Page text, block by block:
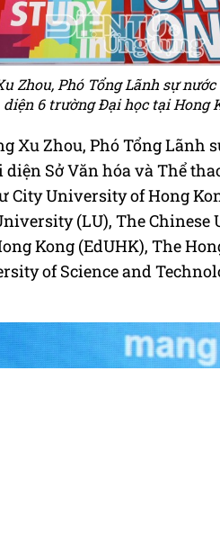
Zhou, Phó Tổng Lãnh sự
diện 6 trường Đại học tại Hong
Xu Zhou, Phó Tổng Lãnh
Sở Văn hóa và Thể
City University of Hong
(LU), The Chinese
Kong (EdUHK), The
of Science and